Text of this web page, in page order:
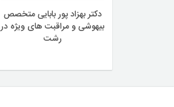
دکتر بهزاد پور بابایی متخصص
بیهوشی و مراقبت های ویژه در
رشت